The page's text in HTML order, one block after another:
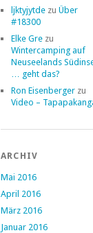
ljktyjytdezu Über
#18300
Elke Grezu
Wintercamping auf
Neuseelands
… geht das?
Ron Eisenbergerzu
Video –
ARCHIV
Mai 2016
April 2016
März 2016
Januar 2016